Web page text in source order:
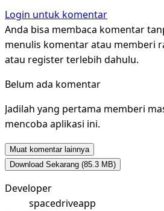
Login untuk komentar
Anda bisa membaca komentar
menulis komentar atau memberi
atau register terlebih dahulu.
Belum ada komentar
Jadilah yang pertama memberi
mencoba aplikasi ini.
Muat komentar lainnya
Download Sekarang (85.3 MB)
Developer
spacedriveapp